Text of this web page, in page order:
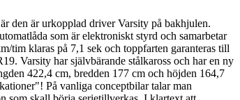
den är urkopplad driver Varsity på bakhjulen.
som är elektroniskt styrd och samarbetar
tim klaras på 7,1 sek och toppfarten garanteras till
Varsity har självbärande stålkaross och har en ny
422,4 cm, bredden 177 cm och höjden 164,7
På vanliga conceptbilar talar man